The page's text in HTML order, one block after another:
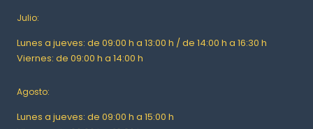
Julio:
Lunes a jueves: de 09:00 h a 13:00 h / de 14:00 h a 16:30 h
Viernes: de 09:00 h a 14:00 h
Agosto:
Lunes a jueves: de 09:00 h a 15:00 h